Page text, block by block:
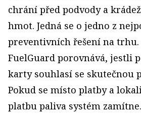
chrání před podvody a
hmot. Jedná se o jedno z
preventivních řešení na trhu.
FuelGuard porovnává, jestli
karty souhlasí se skutečnou
Pokud se místo platby a
platbu paliva systém zamítne.